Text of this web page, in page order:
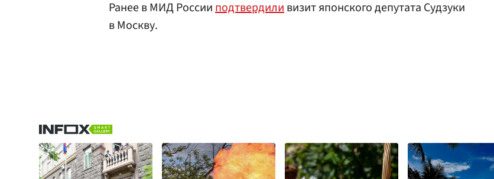
Ранее в МИД Россииподтвердиливизит японского депутата Судзуки
в Москву.